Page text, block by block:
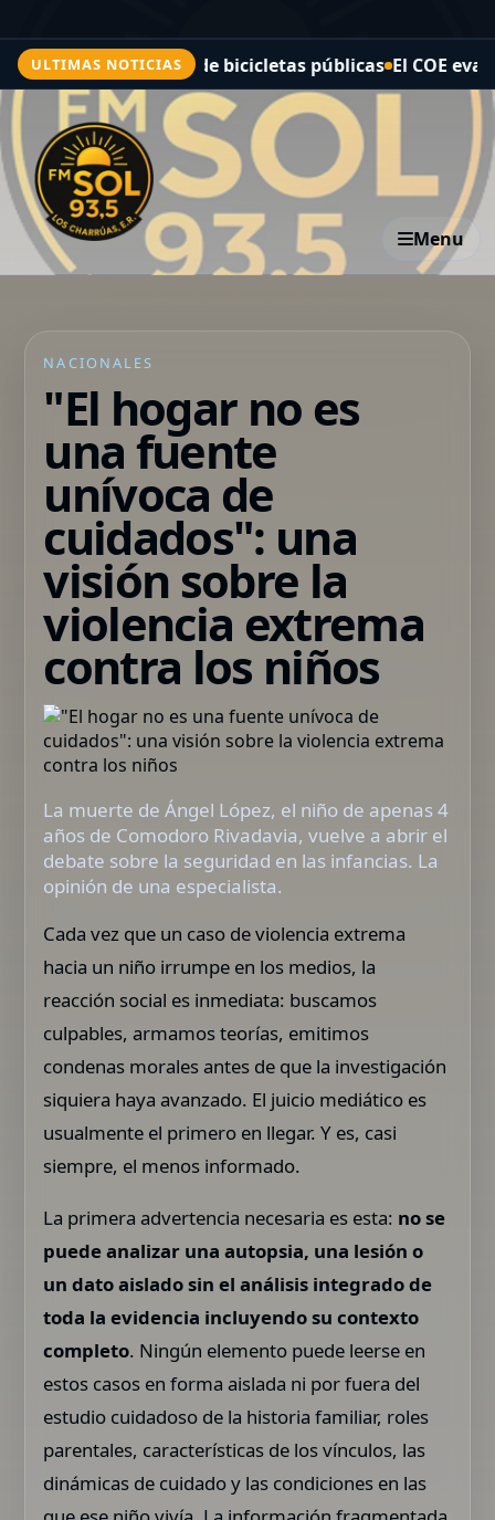
ULTIMAS NOTICIAS
sistema de bicicletas públicas El COE evalúa
Menu
NACIONALES
"El hogar no es
una fuente
unívoca de
cuidados": una
visión sobre la
violencia extrema
contra los niños
La muerte de Ángel López, el niño de apenas 4
años de Comodoro Rivadavia, vuelve a abrir el
debate sobre la seguridad en las infancias. La
opinión de una especialista.
Cada vez que un caso de violencia extrema
hacia un niño irrumpe en los medios, la
reacción social es inmediata: buscamos
culpables, armamos teorías, emitimos
condenas morales antes de que la investigación
siquiera haya avanzado. El juicio mediático es
usualmente el primero en llegar. Y es, casi
siempre, el menos informado.
La primera advertencia necesaria es esta: no se
puede analizar una autopsia, una lesión o
un dato aislado sin el análisis integrado de
toda la evidencia incluyendo su contexto
completo. Ningún elemento puede leerse en
estos casos en forma aislada ni por fuera del
estudio cuidadoso de la historia familiar, roles
parentales, características de los vínculos, las
dinámicas de cuidado y las condiciones en las